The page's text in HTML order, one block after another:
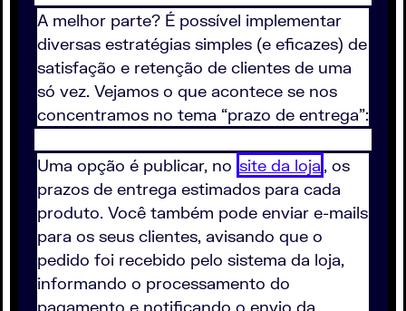
A melhor parte? É possível implementar
diversas estratégias simples (e eficazes) de
satisfação e retenção de clientes de uma
só vez. Vejamos o que acontece se nos
concentramos no tema “prazo de entrega”:
Uma opção é publicar, no site da loja , os
prazos de entrega estimados para cada
produto. Você também pode enviar e-mails
para os seus clientes, avisando que o
pedido foi recebido pelo sistema da loja,
informando o processamento do
pagamento e notificando o envio da